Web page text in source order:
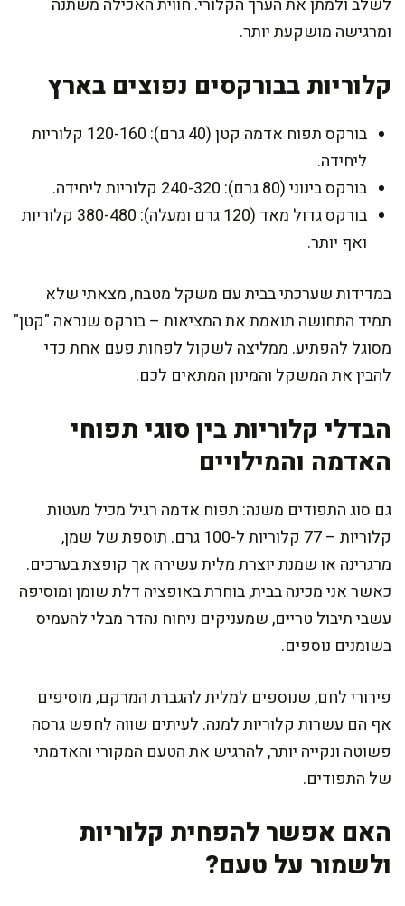
לשלב ולמתן את הערך הקלורי. חווית האכילה משתנה
ומרגישה מושקעת יותר.
קלוריות בבורקסים נפוצים בארץ
בורקס תפוח אדמה קטן (40 גרם): 120-160 קלוריות
ליחידה.
בורקס בינוני (80 גרם): 240-320 קלוריות ליחידה.
בורקס גדול מאד (120 גרם ומעלה): 380-480 קלוריות
ואף יותר.
במדידות שערכתי בבית עם משקל מטבח, מצאתי שלא
תמיד התחושה תואמת את המציאות – בורקס שנראה "קטן"
מסוגל להפתיע. ממליצה לשקול לפחות פעם אחת כדי
להבין את המשקל והמינון המתאים לכם.
הבדלי קלוריות בין סוגי תפוחי
האדמה והמילויים
גם סוג התפודים משנה: תפוח אדמה רגיל מכיל מעטות
קלוריות – 77 קלוריות ל-100 גרם. תוספת של שמן,
מרגרינה או שמנת יוצרת מלית עשירה אך קופצת בערכים.
כאשר אני מכינה בבית, בוחרת באופציה דלת שומן ומוסיפה
עשבי תיבול טריים, שמעניקים ניחוח נהדר מבלי להעמיס
בשומנים נוספים.
פירורי לחם, שנוספים למלית להגברת המרקם, מוסיפים
אף הם עשרות קלוריות למנה. לעיתים שווה לחפש גרסה
פשוטה ונקייה יותר, להרגיש את הטעם המקורי והאדמתי
של התפודים.
האם אפשר להפחית קלוריות
ולשמור על טעם?